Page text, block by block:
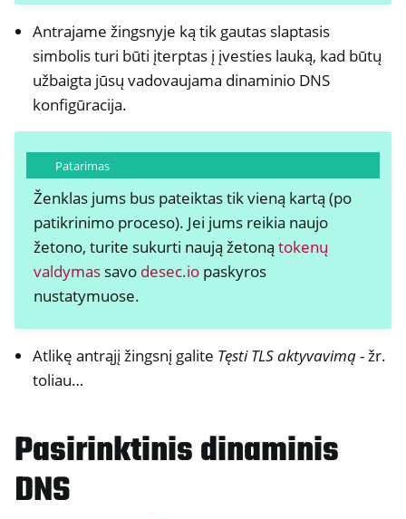
Antrajame žingsnyje ką tik gautas slaptasis
simbolis turi būti įterptas į įvesties lauką, kad būtų
užbaigta jūsų vadovaujama dinaminio DNS
konfigūracija.
Patarimas
Ženklas jums bus pateiktas tik vieną kartą (po
patikrinimo proceso). Jei jums reikia naujo
žetono, turite sukurti naują žetoną tokenų
valdymassavo desec.iopaskyros
nustatymuose.
Atlikę antrąjį žingsnį galite Tęsti TLS aktyvavimą- žr.
toliau…
Pasirinktinis dinaminis
DNS